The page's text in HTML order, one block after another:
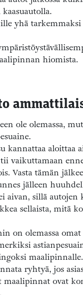
yhä tarkemmaksi
hiomista.
ole olemassa,
kannattaa
vaikuttamaan
Vasta tämän
jälleen
aivan, sillä
sellaista, mitä
on olemassa omat
maalipinnalle.
ryhtyä, jos
maalipinnat ovat